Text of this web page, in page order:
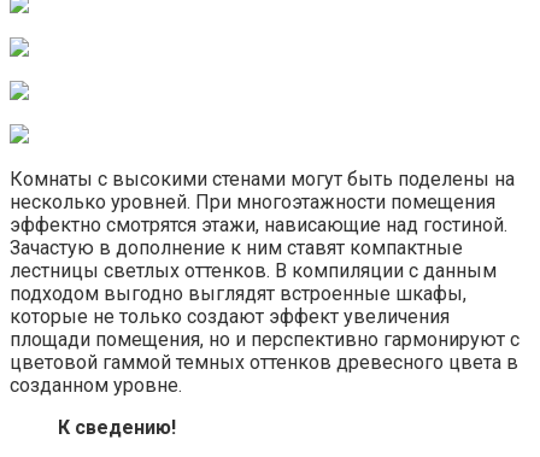
Комнаты с высокими стенами могут быть поделены на
несколько уровней. При многоэтажности помещения
эффектно смотрятся этажи, нависающие над гостиной.
Зачастую в дополнение к ним ставят компактные
лестницы светлых оттенков. В компиляции с данным
подходом выгодно выглядят встроенные шкафы,
которые не только создают эффект увеличения
площади помещения, но и перспективно гармонируют с
цветовой гаммой темных оттенков древесного цвета в
созданном уровне.
К сведению!